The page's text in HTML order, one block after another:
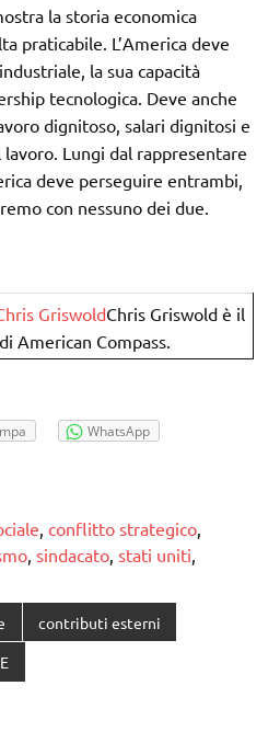
la storia economica
praticabile. L’America deve
la sua capacità
tecnologica. Deve anche
dignitoso, salari dignitosi e
Lungi dal rappresentare
deve perseguire entrambi,
con nessuno dei due.
GriswoldChris Griswold è il
American Compass.
WhatsApp
conflitto strategico
sindacato stati uniti
contributi esterni